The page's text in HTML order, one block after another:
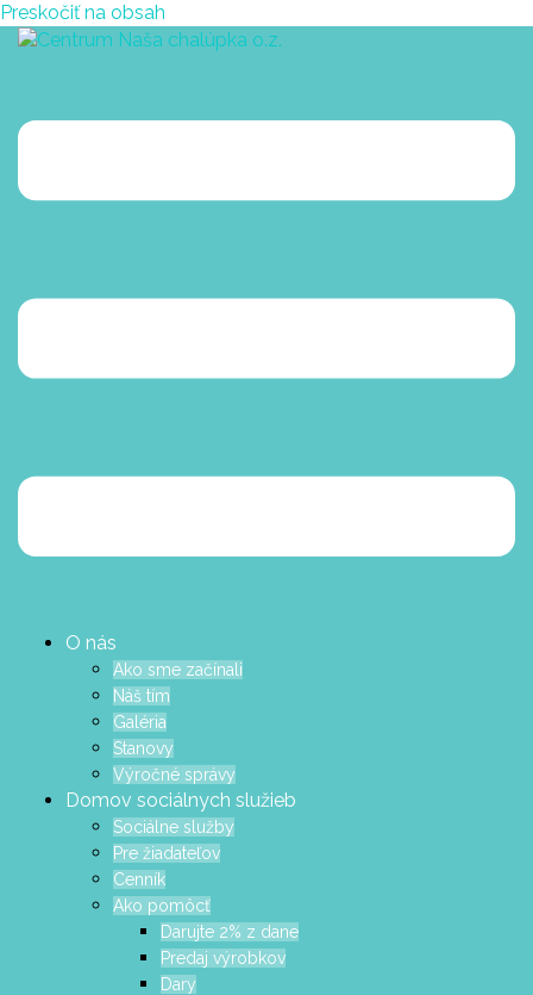
Preskočiť na obsah
O nás
Ako sme začínali
Náš tím
Galéria
Stanovy
Výročné správy
Domov sociálnych služieb
Sociálne služby
Pre žiadateľov
Cenník
Ako pomôcť
Darujte 2% z dane
Predaj výrobkov
Dary